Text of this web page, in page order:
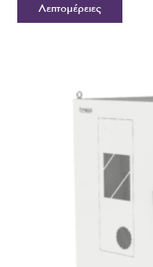
Λεπτομέρειες